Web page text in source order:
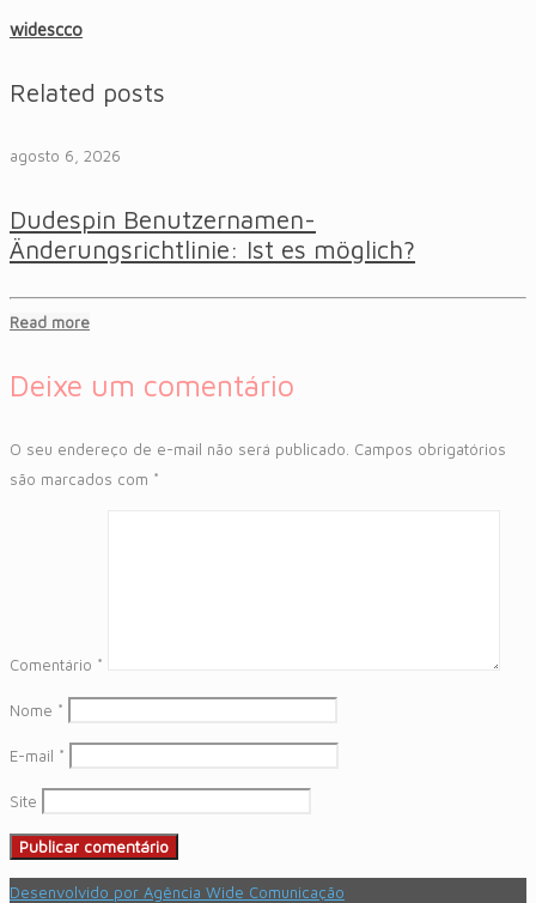
widescco
Related posts
agosto 6, 2026
Dudespin Benutzernamen-
Änderungsrichtlinie: Ist es möglich?
Read more
Deixe um comentário
O seu endereço de e-mail não será publicado. Campos obrigatórios
são marcados com *
Comentário *
Nome *
E-mail *
Site
Desenvolvido por Agência Wide Comunicação